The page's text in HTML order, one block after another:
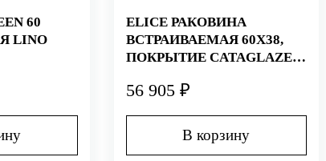
60
LINO
ELICE РАКОВИНА
ВСТРАИВАЕМАЯ 60Х38,
ПОКРЫТИЕ CATAGLAZE+,
56 905 ₽
В корзину